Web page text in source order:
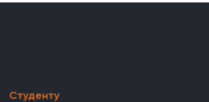
Студенту